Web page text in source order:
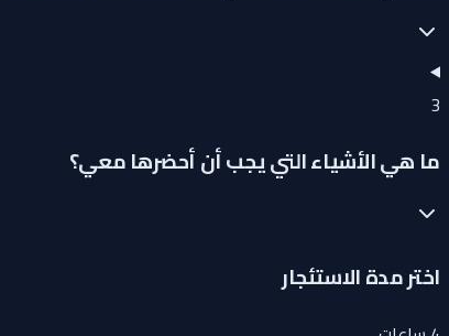
3
ما هي الأشياء التي يجب أن أحضرها معي؟
اختر مدة الاستئجار